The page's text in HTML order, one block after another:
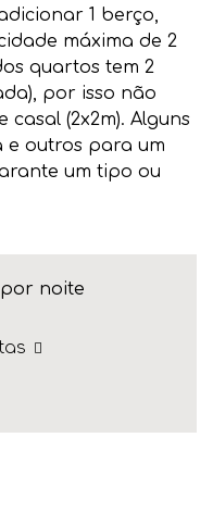
1 berço,
máxima de 2
quartos tem 2
por isso não
(2x2m). Alguns
e outros para um
um tipo ou
por noite